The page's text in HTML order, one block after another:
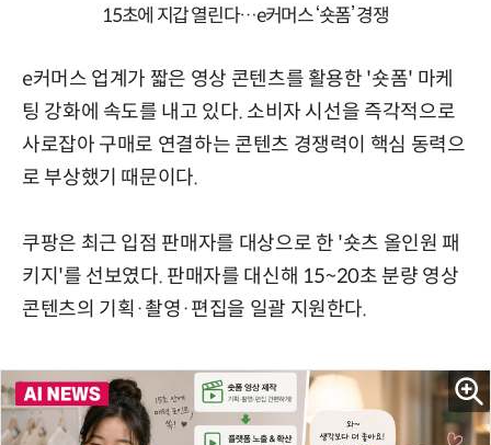
15초에 지갑 열린다…e커머스 ‘숏폼’ 경쟁
e커머스 업계가 짧은 영상 콘텐츠를 활용한 '숏폼' 마케
팅 강화에 속도를 내고 있다. 소비자 시선을 즉각적으로
사로잡아 구매로 연결하는 콘텐츠 경쟁력이 핵심 동력으
로 부상했기 때문이다.
쿠팡은 최근 입점 판매자를 대상으로 한 '숏츠 올인원 패
키지'를 선보였다. 판매자를 대신해 15~20초 분량 영상
콘텐츠의 기획·촬영·편집을 일괄 지원한다.